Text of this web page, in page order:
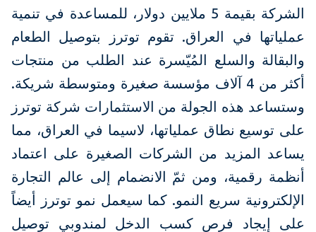
الشركة بقيمة 5 ملايين دولار، للمساعدة في تنمية
عملياتها في العراق. تقوم توترز بتوصيل الطعام
والبقالة والسلع المُيّسرة عند الطلب من منتجات
أكثر من 4 آلاف مؤسسة صغيرة ومتوسطة شريكة.
وستساعد هذه الجولة من الاستثمارات شركة توترز
على توسيع نطاق عملياتها، لاسيما في العراق، مما
يساعد المزيد من الشركات الصغيرة على اعتماد
أنظمة رقمية، ومن ثمّ الانضمام إلى عالم التجارة
الإلكترونية سريع النمو. كما سيعمل نمو توترز أيضاً
على إيجاد فرص كسب الدخل لمندوبي توصيل